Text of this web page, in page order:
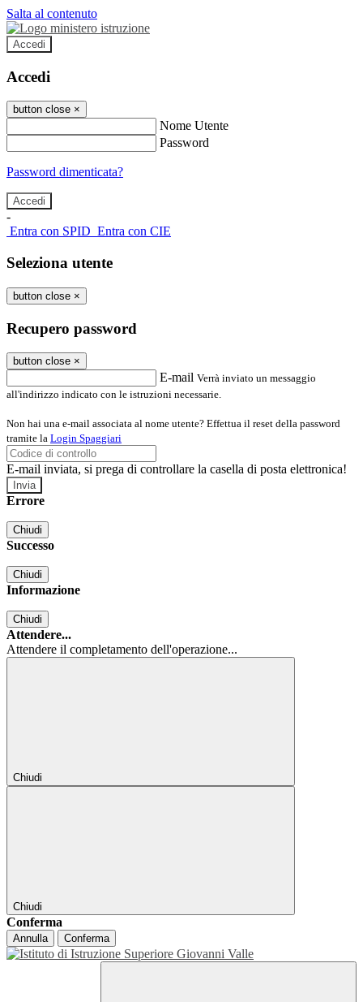
Salta al contenuto
Accedi
Accedi
button close ×
Nome Utente
Password
Password dimenticata?
-
Entra con SPID Entra con CIE
Seleziona utente
button close ×
Recupero password
button close ×
E-mail Verrà inviato un messaggio
all'indirizzo indicato con le istruzioni necessarie.
Non hai una e-mail associata al nome utente? Effettua il reset della password
tramite la Login Spaggiari
E-mail inviata, si prega di controllare la casella di posta elettronica!
Errore
Chiudi
Successo
Chiudi
Informazione
Chiudi
Attendere...
Attendere il completamento dell'operazione...
Chiudi
Chiudi
Conferma
Annulla Conferma